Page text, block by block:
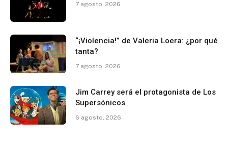
7 agosto, 2026
“¡Violencia!” de Valeria Loera: ¿por qué
tanta?
7 agosto, 2026
Jim Carrey será el protagonista de Los
Supersónicos
6 agosto, 2026